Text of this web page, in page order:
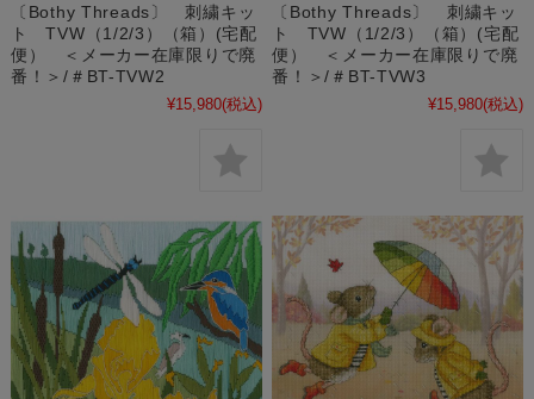
〔Bothy Threads〕 刺繍キッ
ト TVW（1/2/3）（箱）(宅配
便） ＜メーカー在庫限りで廃
番！＞/＃BT-TVW2
¥15,980(税込)
〔Bothy Threads〕 刺繍キッ
ト TVW（1/2/3）（箱）(宅配
便） ＜メーカー在庫限りで廃
番！＞/＃BT-TVW3
¥15,980(税込)